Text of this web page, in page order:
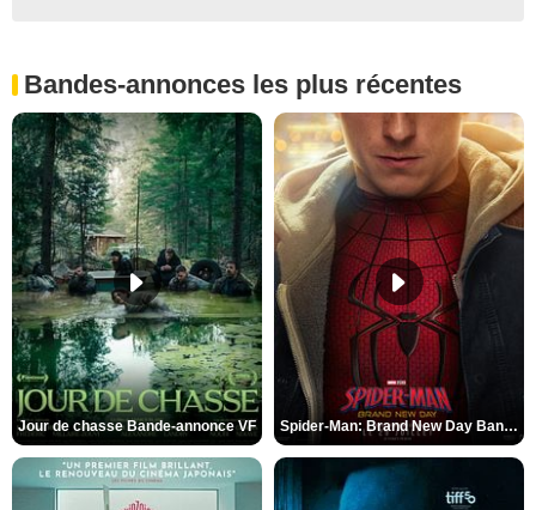
Bandes-annonces les plus récentes
Jour de chasse Bande-annonce VF Spider-Man: Brand New Day Bande-annonce (3) VO STFR